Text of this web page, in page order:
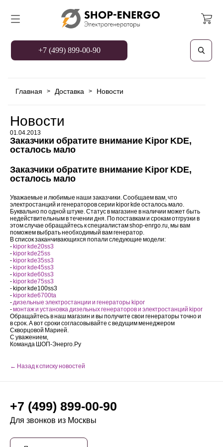
+7 (499) 899-00-90
Главная > Доставка > Новости
Новости
01.04.2013
Заказчики обратите внимание Kipor KDE,
осталось мало
Заказчики обратите внимание Kipor KDE,
осталось мало
Уважаемые и любимые наши заказчики. Сообщаем вам, что
электростанций и генераторов серии kipor kde осталось мало.
Буквально по одной штуке. Статус в магазине в наличии может быть
недействительным в течении дня. По поставкам и срокам отгрузки в
этом случае обращайтесь к специалистам shop-enrgo.ru, мы вам
поможем выбрать необходимый вам генератор.
В список заканчивающихся попали следующие модели:
- kipor kde20ss3
- kipor kde25ss
- kipor kde35ss3
- kipor kde45ss3
- kipor kde60ss3
- kipor kde75ss3
- kipor kde100ss3
- kipor kde6700ta
-дизельные электростанции и генераторы kipor
-монтаж и установка дизельных генераторов и электростанций kipor
Обращайтесь в наш магазин и вы получите свои генераторы точно и
в срок. А вот сроки согласовывайте с ведущим менеджером
Скворцовой Марией.
С уважением,
Команда ШОП-Энерго.Ру
← Назад к списку новостей
+7 (499) 899-00-90
Для звонков из Москвы